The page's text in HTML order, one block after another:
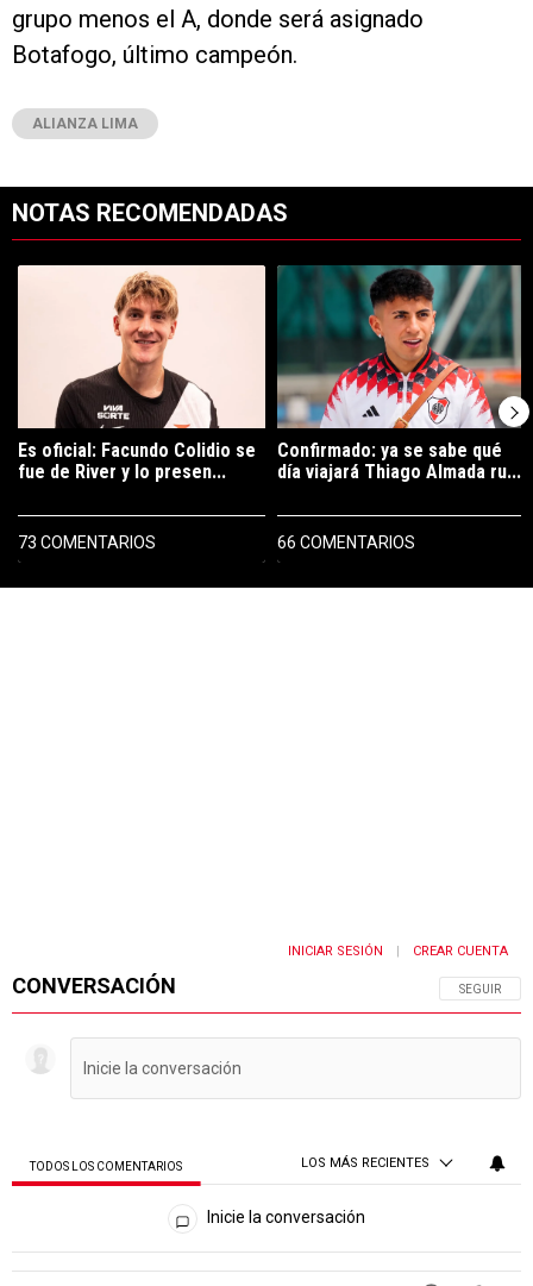
grupo menos el A, donde será asignado
Botafogo, último campeón.
ALIANZA LIMA
NOTAS RECOMENDADAS
PUBLICIDAD
Un artículo de tendencia con el título "Es oficial: Facundo Colidio
Es oficial: Facundo Colidio se
fue de River y lo presen...
73 COMENTARIOS
Un artículo de tendencia con el
Confirmado: ya se sabe qué
día viajará Thiago Almada ru...
66 COMENTARIOS
CONVERSACIÓN SIGA ESTA
SEGUIR
INICIAR SESIÓN CREAR CUENTA
TODOS LOS COMENTARIOS LOS MÁS RECIENTES
Todos los comentarios
Inicie la conversación